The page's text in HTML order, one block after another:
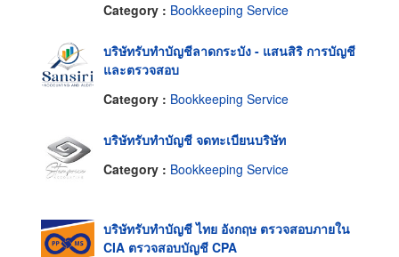
Category : Bookkeeping Service
บริษัทรับทำบัญชีลาดกระบัง - แสนสิริ การบัญชี
และตรวจสอบ
Category : Bookkeeping Service
บริษัทรับทำบัญชี จดทะเบียนบริษัท
Category : Bookkeeping Service
บริษัทรับทําบัญชี ไทย อังกฤษ ตรวจสอบภายใน
CIA ตรวจสอบบัญชี CPA